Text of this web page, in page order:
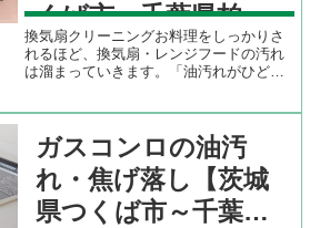
くば市～千葉県柏
市】
換気扇クリーニングお料理をしっかりさ
れるほど、換気扇・レンジフードの汚れ
は溜まっていきます。「油汚れがひどす
グでスッキリきれいにして...
ガスコンロの油汚
れ・焦げ落し【茨城
県つくば市～千葉県